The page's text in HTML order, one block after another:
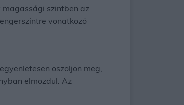
magassági szintben az
vonatkozó
oszoljon meg,
elmozdul. Az